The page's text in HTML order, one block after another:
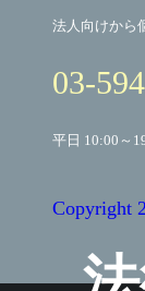
法人向けから
03-
平日 10:00～
Copyright